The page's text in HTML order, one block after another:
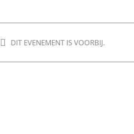
DIT EVENEMENT IS VOORBIJ.